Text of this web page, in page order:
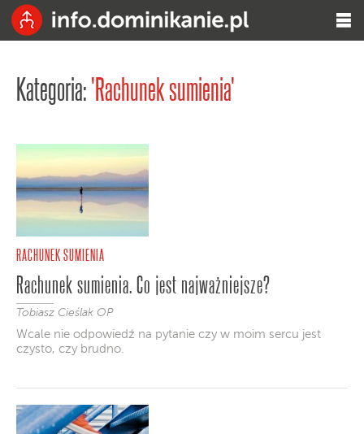
Kategoria:'Rachunek sumienia'
RACHUNEK SUMIENIA
Rachunek sumienia. Co jest najważniejsze?
Tobiasz Cieślak OP
Wcale nie odpowiedź na pytanie czy w moim sercu jest
czysto, czy brudno.